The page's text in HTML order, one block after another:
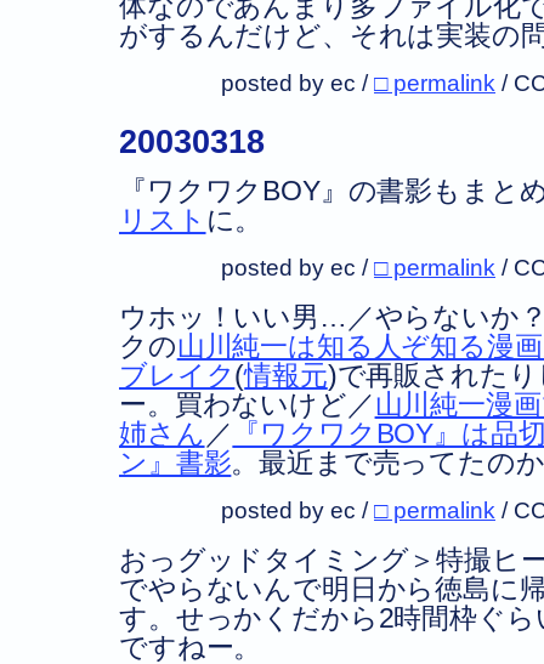
がするんだけど、それは実装の
posted by ec /□ permalink /
20030318
『ワクワクBOY』の書影もまと
リスト に。
posted by ec /□ permalink /
ウホッ！いい男…／やらないか
クの山川純一は知る人ぞ知る漫
ブレイク(情報元)で再販された
ー。買わないけど／山川純一漫
姉さん ／ 『ワクワクBOY』は品
ン』書影。最近まで売ってたの
posted by ec /□ permalink /
おっグッドタイミング＞特撮ヒ
でやらないんで明日から徳島に
す。せっかくだから2時間枠ぐ
ですねー。